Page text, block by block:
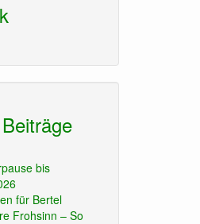
bis
für Bertel
Frohsinn – So